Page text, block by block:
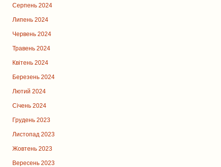
Серпень 2024
Липень 2024
Червень 2024
Травень 2024
Квітень 2024
Березень 2024
Лютий 2024
Січень 2024
Грудень 2023
Листопад 2023
Жовтень 2023
Вересень 2023